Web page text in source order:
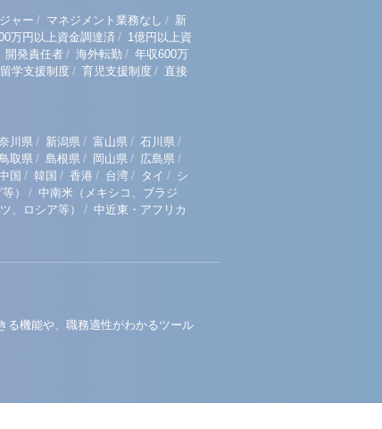
ャー / マネジメント業務なし / 新
万円以上資金調達済 / 1億円以上資
開発責任者 / 海外転勤 / 年収600万
学支援制度 / 育児支援制度 / 直接
川県 / 新潟県 / 富山県 / 石川県 /
取県 / 島根県 / 岡山県 / 広島県 /
国 / 韓国 / 香港 / 台湾 / タイ / シ
） / 中南米（メキシコ、ブラジ
、ロシア等） / 中近東・アフリカ
る機能や、職務適性がわかるツール